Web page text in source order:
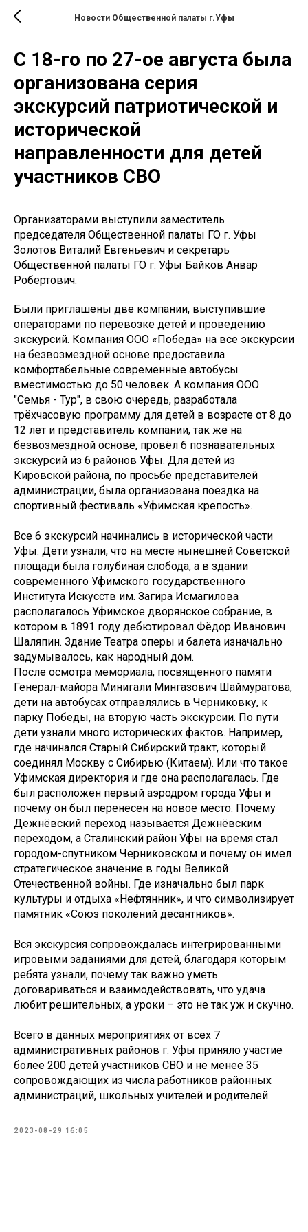
Новости Общественной палаты г.Уфы
С 18-го по 27-ое августа была
организована серия
экскурсий патриотической и
исторической
направленности для детей
участников СВО
Организаторами выступили заместитель
председателя Общественной палаты ГО г. Уфы
Золотов Виталий Евгеньевич и секретарь
Общественной палаты ГО г. Уфы Байков Анвар
Робертович.
Были приглашены две компании, выступившие
операторами по перевозке детей и проведению
экскурсий. Компания ООО «Победа» на все экскурсии
на безвозмездной основе предоставила
комфортабельные современные автобусы
вместимостью до 50 человек. А компания ООО
"Семья - Тур", в свою очередь, разработала
трёхчасовую программу для детей в возрасте от 8 до
12 лет и представитель компании, так же на
безвозмездной основе, провёл 6 познавательных
экскурсий из 6 районов Уфы. Для детей из
Кировской района, по просьбе представителей
администрации, была организована поездка на
спортивный фестиваль «Уфимская крепость».
Все 6 экскурсий начинались в исторической части
Уфы. Дети узнали, что на месте нынешней Советской
площади была голубиная слобода, а в здании
современного Уфимского государственного
Института Искусств им. Загира Исмагилова
располагалось Уфимское дворянское собрание, в
котором в 1891 году дебютировал Фёдор Иванович
Шаляпин. Здание Театра оперы и балета изначально
задумывалось, как народный дом.
После осмотра мемориала, посвященного памяти
Генерал-майора Минигали Мингазович Шаймуратова,
дети на автобусах отправлялись в Черниковку, к
парку Победы, на вторую часть экскурсии. По пути
дети узнали много исторических фактов. Например,
где начинался Старый Сибирский тракт, который
соединял Москву с Сибирью (Китаем). Или что такое
Уфимская директория и где она располагалась. Где
был расположен первый аэродром города Уфы и
почему он был перенесен на новое место. Почему
Дежнёвский переход называется Дежнёвским
переходом, а Сталинский район Уфы на время стал
городом-спутником Черниковском и почему он имел
стратегическое значение в годы Великой
Отечественной войны. Где изначально был парк
культуры и отдыха «Нефтянник», и что символизирует
памятник «Союз поколений десантников».
Вся экскурсия сопровождалась интегрированными
игровыми заданиями для детей, благодаря которым
ребята узнали, почему так важно уметь
договариваться и взаимодействовать, что удача
любит решительных, а уроки – это не так уж и скучно.
Всего в данных мероприятиях от всех 7
административных районов г. Уфы приняло участие
более 200 детей участников СВО и не менее 35
сопровождающих из числа работников районных
администраций, школьных учителей и родителей.
2023-08-29 16:05